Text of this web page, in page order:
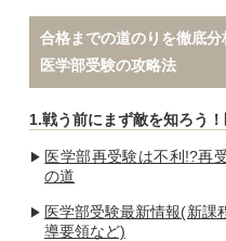
合格までの道のりを徹底分
医学部受験の攻略法
1.戦う前にまず敵を知ろう
医学部再受験は不利!?再
の道
医学部受験最新情報(新課
導要領など)